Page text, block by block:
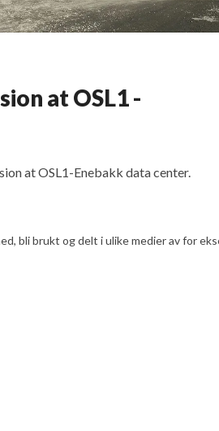
at OSL1 -
at OSL1-Enebakk data center.
bli brukt og delt i ulike medier av for